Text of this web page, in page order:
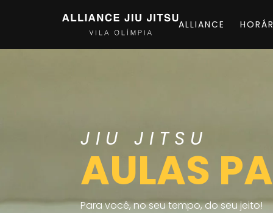
ALLIANCE
JIU JITSU
AULAS
Para você, no seu tempo, do seu jeito!